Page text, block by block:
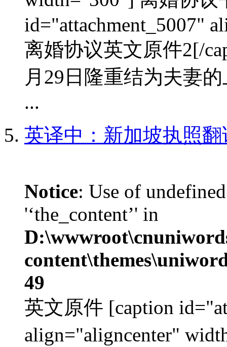
id="attachment_5007"
离婚协议英文原件2[/
月29日隆重结为夫妻
...
英译中：新加坡执照
Notice: Use of
'‘the_content’' in
49
英文原件 [caption
align="aligncenter"